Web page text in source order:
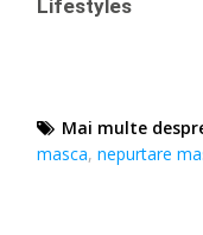
Mai multe
masca,nepurtare